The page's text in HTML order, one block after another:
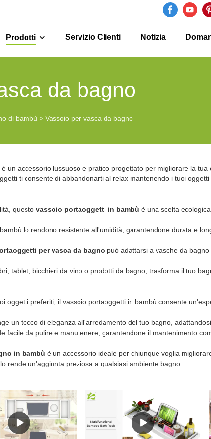
Prodotti Servizio Clienti Notizia
da bagno
di bambù > Vassoio per vasca da bagno
un accessorio lussuoso e pratico progettato per migliorare la
ti consente di abbandonarti al relax mantenendo i tuoi oggetti
questo vassoio portaoggetti in bambù è una scelta
lo rendono resistente all'umidità, garantendone durata e
per vasca da bagno può adattarsi a vasche da
tablet, bicchieri da vino o prodotti da bagno, trasforma il tuo
oggetti preferiti, il vassoio portaoggetti in bambù consente
un tocco di eleganza all'arredamento del tuo bagno,
facile da pulire e manutenere, garantendone il mantenimento
in bambù è un accessorio ideale per chiunque voglia
rende un'aggiunta preziosa a qualsiasi ambiente bagno.